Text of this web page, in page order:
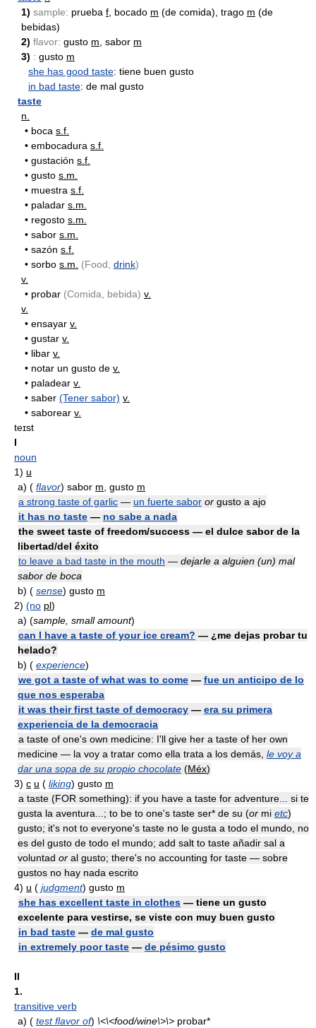
1) sample: prueba f, bocado m (de comida), trago m (de
bebidas)
2) flavor: gusto m, sabor m
3) : gusto m
she has good taste: tiene buen gusto
in bad taste: de mal gusto
taste
n.
• boca s.f.
• embocadura s.f.
• gustación s.f.
• gusto s.m.
• muestra s.f.
• paladar s.m.
• regosto s.m.
• sabor s.m.
• sazón s.f.
• sorbo s.m. (Food, drink)
v.
• probar (Comida, bebida) v.
v.
• ensayar v.
• gustar v.
• libar v.
• notar un gusto de v.
• paladear v.
• saber (Tener sabor) v.
• saborear v.
teɪst
I
noun
1) u
a) ( flavor) sabor m, gusto m
a strong taste of garlic — un fuerte sabor or gusto a ajo
it has no taste — no sabe a nada
the sweet taste of freedom/success — el dulce sabor de la
libertad/del éxito
to leave a bad taste in the mouth — dejarle a alguien (un) mal
sabor de boca
b) ( sense) gusto m
2) (no pl)
a) (sample, small amount)
can I have a taste of your ice cream? — ¿me dejas probar tu
helado?
b) ( experience)
we got a taste of what was to come — fue un anticipo de lo
que nos esperaba
it was their first taste of democracy — era su primera
experiencia de la democracia
a taste of one's own medicine: I'll give her a taste of her own
medicine — la voy a tratar como ella trata a los demás, le voy a
dar una sopa de su propio chocolate (Méx)
3) c u ( liking) gusto m
a taste (FOR something): if you have a taste for adventure... si te
gusta la aventura...; to be to one's taste ser* de su (or mi etc)
gusto; it's not to everyone's taste no le gusta a todo el mundo, no
es del gusto de todo el mundo; add salt to taste añadir sal a
voluntad or al gusto; there's no accounting for taste — sobre
gustos no hay nada escrito
4) u ( judgment) gusto m
she has excellent taste in clothes — tiene un gusto
excelente para vestirse, se viste con muy buen gusto
in bad taste — de mal gusto
in extremely poor taste — de pésimo gusto
II
1.
transitive verb
a) ( test flavor of) \<\<food/wine\>\> probar*